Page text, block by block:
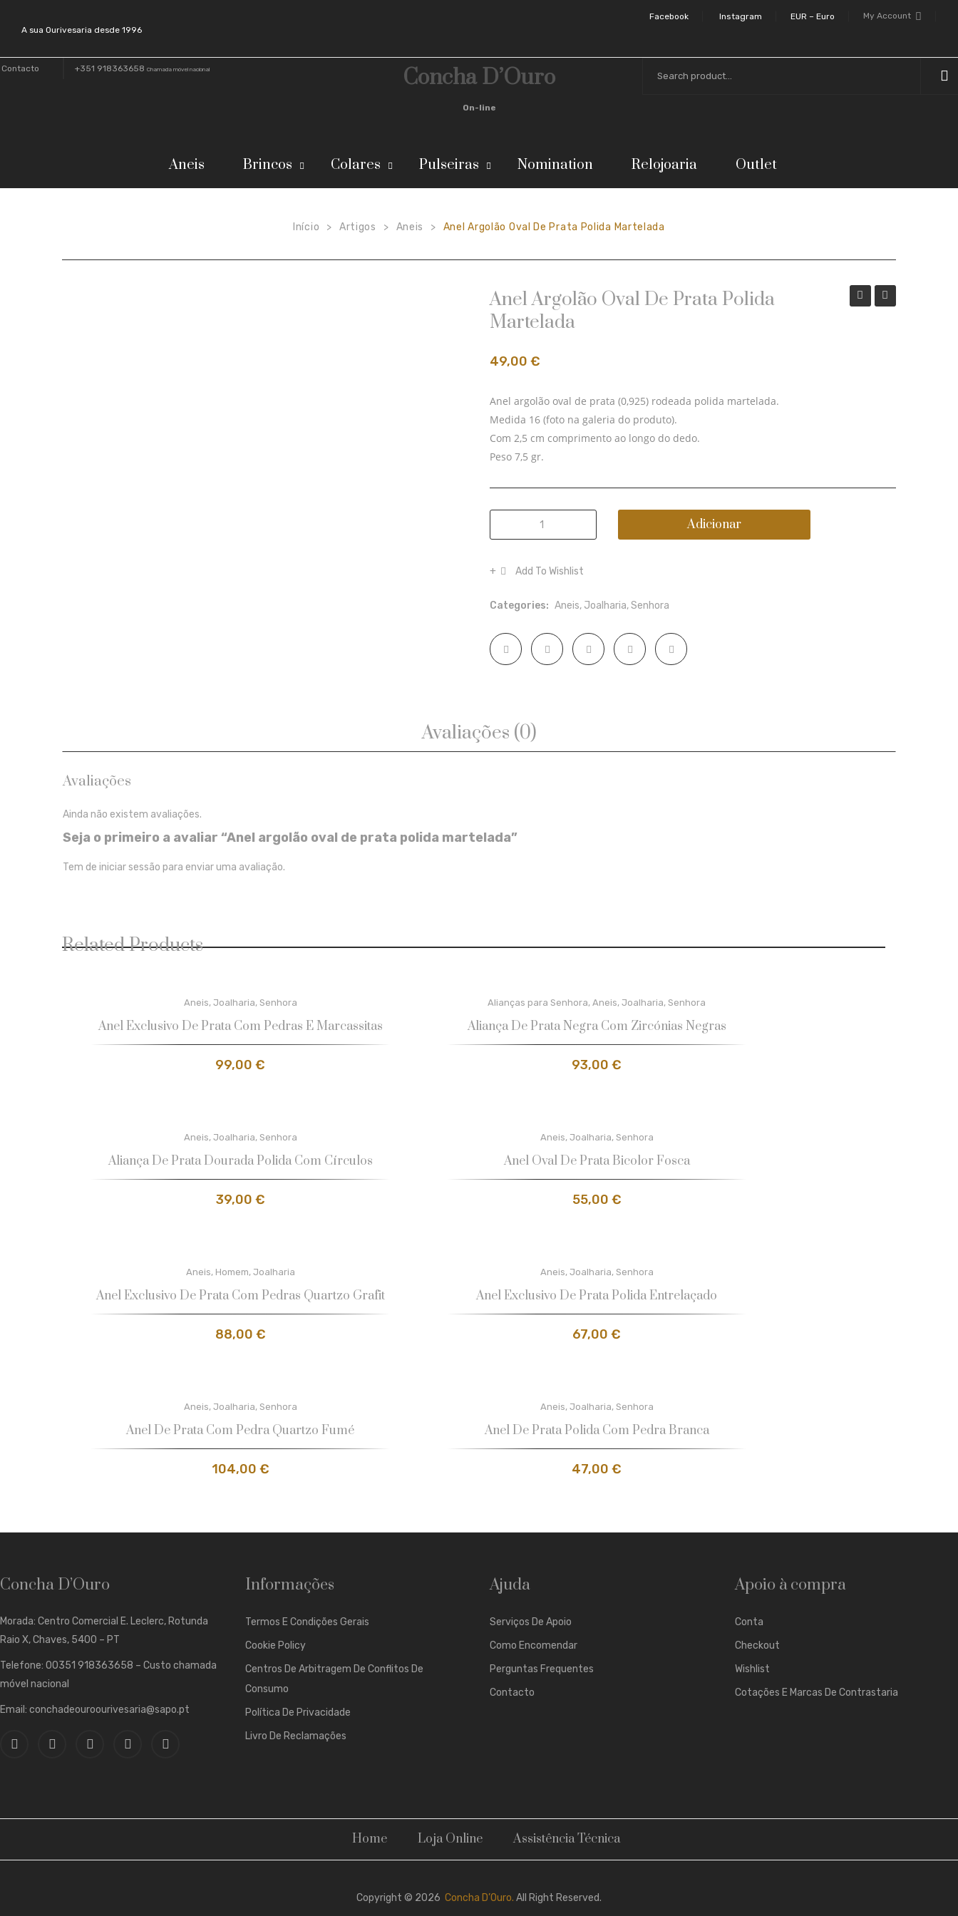
A sua Ourivesaria desde 1996
Facebook Instagram EUR – Euro My Account
Contacto +351 918363658 Chamada móvel nacional Concha D’Ouro
On-line
Aneis Brincos Colares Pulseiras Nomination Relojoaria Outlet
Início > Artigos > Aneis > Anel Argolão Oval De Prata Polida Martelada
Anel Argolão Oval De Prata Polida
Martelada
49,00 €
Anel argolão oval de prata (0,925) rodeada polida martelada.
Medida 16 (foto na galeria do produto).
Com 2,5 cm comprimento ao longo do dedo.
Peso 7,5 gr.
argolão
de
polida
quantity
Adicionar
Add To Wishlist
Categories: Aneis, Joalharia,Senhora
Avaliações (0)
Avaliações
Ainda não existem avaliações.
Seja o primeiro a avaliar “Anel argolão oval de prata polida martelada”
Tem de iniciar sessão para enviar uma avaliação.
Related Products
Aneis, Joalharia, Senhora
Anel Exclusivo De Prata Com Pedras E Marcassitas
99,00 €
Alianças para Senhora, Aneis, Joalharia, Senhora
Aliança De Prata Negra Com Zircónias Negras
93,00 €
Aneis, Joalharia, Senhora
Aliança De Prata Dourada Polida Com Círculos
39,00 €
Aneis, Joalharia, Senhora
Anel Oval De Prata Bicolor Fosca
55,00 €
Aneis, Homem, Joalharia
Anel Exclusivo De Prata Com Pedras Quartzo Grafit
88,00 €
Aneis, Joalharia, Senhora
Anel Exclusivo De Prata Polida Entrelaçado
67,00 €
Aneis, Joalharia, Senhora
Anel De Prata Com Pedra Quartzo Fumé
104,00 €
Aneis, Joalharia, Senhora
Anel De Prata Polida Com Pedra Branca
47,00 €
Concha D’Ouro
Morada: Centro Comercial E. Leclerc, Rotunda
Raio X, Chaves, 5400 – PT
Telefone: 00351 918363658 – Custo chamada
móvel nacional
Email: conchadeouroourivesaria@sapo.pt
Informações
Termos E Condições Gerais
Cookie Policy
Centros De Arbitragem De Conflitos De
Consumo
Política De Privacidade
Livro De Reclamações
Ajuda
Serviços De Apoio
Como Encomendar
Perguntas Frequentes
Contacto
Apoio à compra
Conta
Checkout
Wishlist
Cotações E Marcas De Contrastaria
Home Loja Online Assistência Técnica
Copyright © 2026 Concha D’Ouro. All Right Reserved.